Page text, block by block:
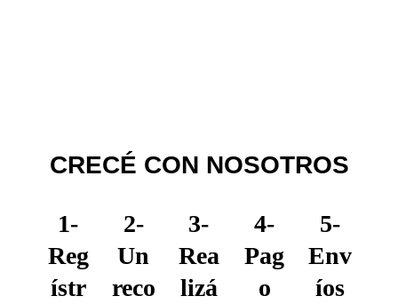
CRECÉ CON NOSOTROS
1-
Reg
ístr
2-
Un
reco
3-
Rea
lizá
4-
Pag
o
5-
Env
íos